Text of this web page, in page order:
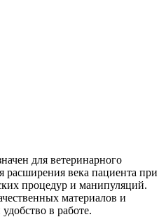
для ветеринарного
расширения века пациента при
процедур и манипуляций.
материалов и
в работе.